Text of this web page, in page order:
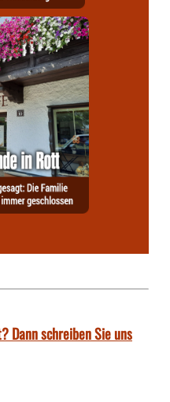
Dann schreiben Sie uns